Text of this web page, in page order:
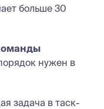
больше 30
нужен в
задача в таск-